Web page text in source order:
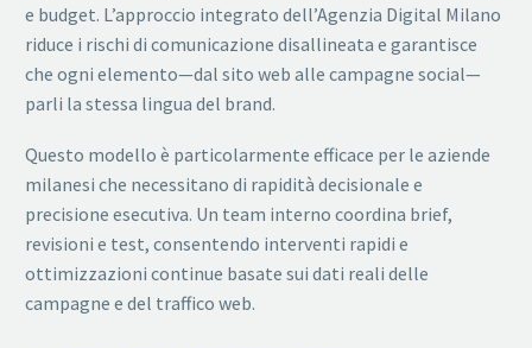
e budget. L’approccio integrato dell’Agenzia Digital Milano
riduce i rischi di comunicazione disallineata e garantisce
che ogni elemento—dal sito web alle campagne social—
parli la stessa lingua del brand.
Questo modello è particolarmente efficace per le aziende
milanesi che necessitano di rapidità decisionale e
precisione esecutiva. Un team interno coordina brief,
revisioni e test, consentendo interventi rapidi e
ottimizzazioni continue basate sui dati reali delle
campagne e del traffico web.